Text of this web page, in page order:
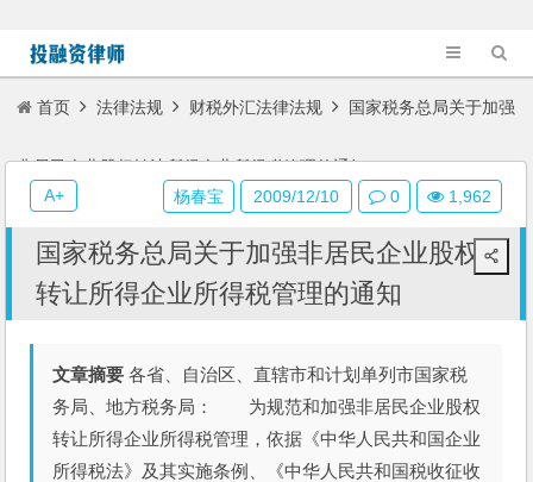
首页 法律法规 财税外汇法律法规 国家税务总局关于加强
非居民企业股权转让所得企业所得税管理的通知
国家税务总局关于加强非居民企业股权
转让所得企业所得税管理的通知
文章摘要 各省、自治区、直辖市和计划单列市国家税
务局、地方税务局： 为规范和加强非居民企业股权
转让所得企业所得税管理，依据《中华人民共和国企业
所得税法》及其实施条例、《中华人民共和国税收征收
杨春宝 2009/12/10 0 1,962
A+